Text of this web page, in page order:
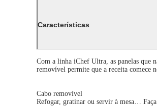
Características
Com a linha iChef Ultra, as panelas que
removível permite que a receita comece
Cabo removível
Refogar, gratinar ou servir à mesa…